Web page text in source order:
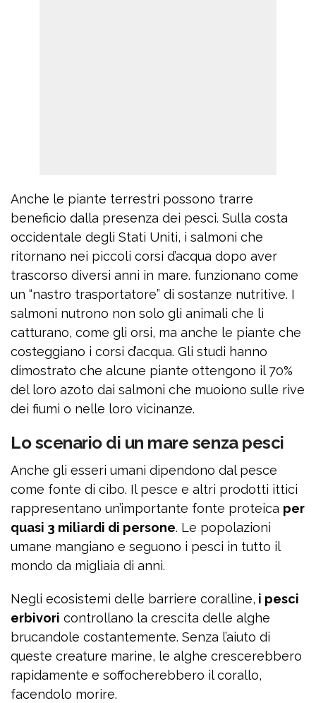
Anche le piante terrestri possono trarre
beneficio dalla presenza dei pesci. Sulla costa
occidentale degli Stati Uniti, i salmoni che
ritornano nei piccoli corsi d’acqua dopo aver
trascorso diversi anni in mare. funzionano come
un “nastro trasportatore” di sostanze nutritive. I
salmoni nutrono non solo gli animali che li
catturano, come gli orsi, ma anche le piante che
costeggiano i corsi d’acqua. Gli studi hanno
dimostrato che alcune piante ottengono il 70%
del loro azoto dai salmoni che muoiono sulle rive
dei fiumi o nelle loro vicinanze.
Lo scenario di un mare senza pesci
Anche gli esseri umani dipendono dal pesce
come fonte di cibo. Il pesce e altri prodotti ittici
rappresentano un’importante fonte proteica per
quasi 3 miliardi di persone. Le popolazioni
umane mangiano e seguono i pesci in tutto il
mondo da migliaia di anni.
Negli ecosistemi delle barriere coralline, i pesci
erbivori controllano la crescita delle alghe
brucandole costantemente. Senza l’aiuto di
queste creature marine, le alghe crescerebbero
rapidamente e soffocherebbero il corallo,
facendolo morire.